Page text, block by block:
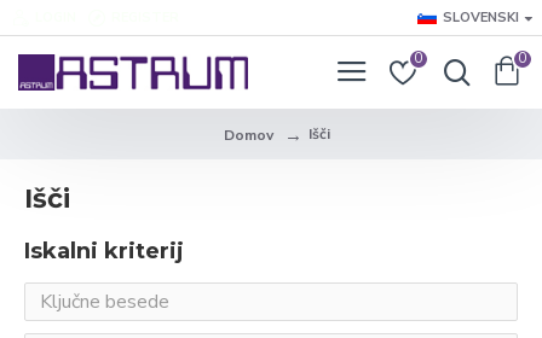
SLOVENSKI
0 0
Domov Išči
Išči
Iskalni kriterij